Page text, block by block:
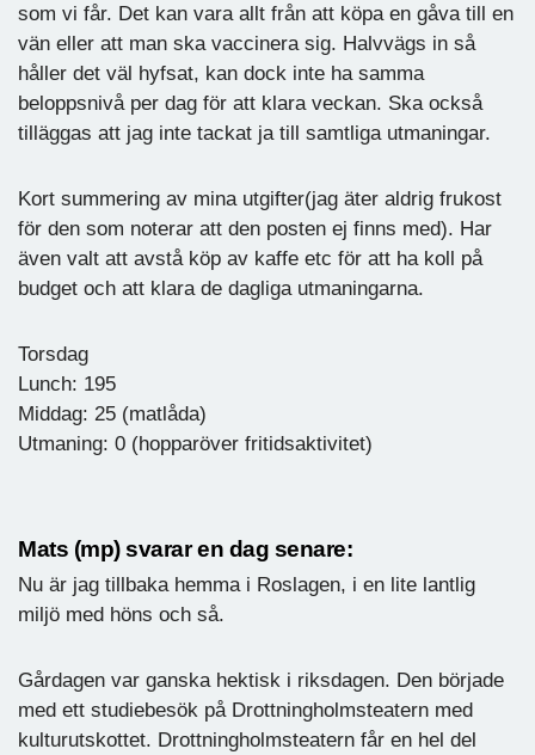
som vi får. Det kan vara allt från att köpa en gåva till en
vän eller att man ska vaccinera sig. Halvvägs in så
håller det väl hyfsat, kan dock inte ha samma
beloppsnivå per dag för att klara veckan. Ska också
tilläggas att jag inte tackat ja till samtliga utmaningar.
Kort summering av mina utgifter(jag äter aldrig frukost
för den som noterar att den posten ej finns med). Har
även valt att avstå köp av kaffe etc för att ha koll på
budget och att klara de dagliga utmaningarna.
Torsdag
Lunch: 195
Middag: 25 (matlåda)
Utmaning: 0 (hopparöver fritidsaktivitet)
Mats (mp) svarar en dag senare:
Nu är jag tillbaka hemma i Roslagen, i en lite lantlig
miljö med höns och så.
Gårdagen var ganska hektisk i riksdagen. Den började
med ett studiebesök på Drottningholmsteatern med
kulturutskottet. Drottningholmsteatern får en hel del